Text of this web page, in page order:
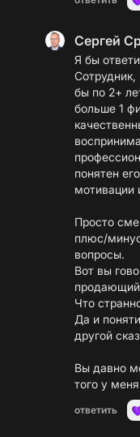
Сергей
Я бы
Сотрудник,
бы по 2+
больше 1
понятен
мотивации
Просто
плюс/
вопросы.
Вот вы
продающий
Что
Да и
другой
Вы давно
того у
ответить